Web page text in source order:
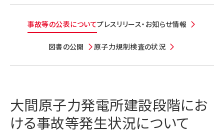
事故等の公表についてプレスリリース・お知らせ情報
図書の公開 原子力規制検査の状況
大間原子力発電所建設段階にお
ける事故等発生状況について